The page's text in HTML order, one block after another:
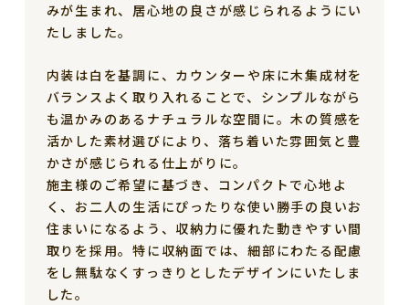
みが生まれ、居心地の良さが感じられるようにい
たしました。
内装は白を基調に、カウンターや床に木集成材を
バランスよく取り入れることで、シンプルながら
も温かみのあるナチュラルな空間に。木の質感を
活かした素材選びにより、落ち着いた雰囲気と豊
かさが感じられる仕上がりに。
施主様のご希望に基づき、コンパクトで心地よ
く、お二人の生活にぴったりな使い勝手の良いお
住まいになるよう、収納力に優れた動きやすい間
取りを採用。特に収納面では、細部にわたる配慮
をし無駄なくすっきりとしたデザインにいたしま
した。